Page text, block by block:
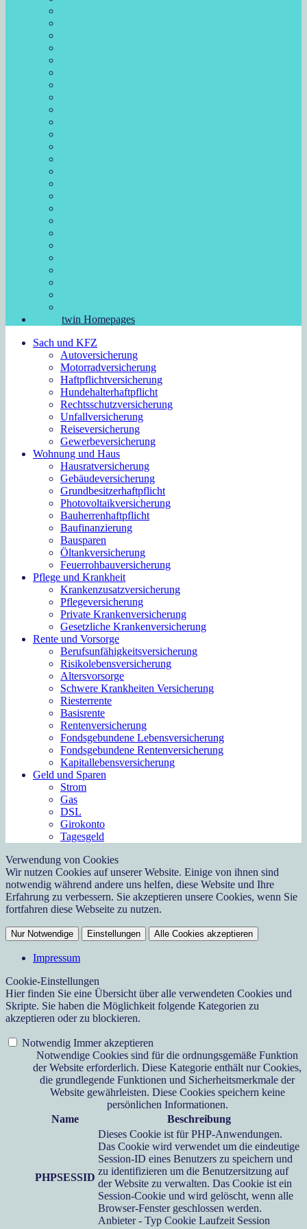
twin Homepages
Sach und KFZ
Autoversicherung
Motorradversicherung
Haftpflichtversicherung
Hundehalterhaftpflicht
Rechtsschutzversicherung
Unfallversicherung
Reiseversicherung
Gewerbeversicherung
Wohnung und Haus
Hausratversicherung
Gebäudeversicherung
Grundbesitzerhaftpflicht
Photovoltaikversicherung
Bauherrenhaftpflicht
Baufinanzierung
Bausparen
Öltankversicherung
Feuerrohbauversicherung
Pflege und Krankheit
Krankenzusatzversicherung
Pflegeversicherung
Private Krankenversicherung
Gesetzliche Krankenversicherung
Rente und Vorsorge
Berufs­unfähigkeitsversicherung
Risikolebensversicherung
Altersvorsorge
Schwere Krankheiten Versicherung
Riesterrente
Basisrente
Rentenversicherung
Fondsgebundene Lebensversicherung
Fondsgebundene Rentenversicherung
Kapitallebensversicherung
Geld und Sparen
Strom
Gas
DSL
Girokonto
Tagesgeld
Verwendung von Cookies
Wir nutzen Cookies auf unserer Website. Einige von ihnen sind
notwendig während andere uns helfen, diese Website und Ihre
Erfahrung zu verbessern. Sie akzeptieren unsere Cookies, wenn Sie
fortfahren diese Webseite zu nutzen.
Nur Notwendige Einstellungen Alle Cookies akzeptieren
Impressum
Cookie-Einstellungen
Hier finden Sie eine Übersicht über alle verwendeten Cookies und
Skripte. Sie haben die Möglichkeit folgende Kategorien zu
akzeptieren oder zu blockieren.
Notwendig Immer akzeptieren
Notwendige Cookies sind für die ordnungsgemäße Funktion
der Website erforderlich. Diese Kategorie enthält nur Cookies,
die grundlegende Funktionen und Sicherheitsmerkmale der
Website gewährleisten. Diese Cookies speichern keine
persönlichen Informationen.
Name
Beschreibung
PHPSESSID
Dieses Cookie ist für PHP-Anwendungen.
Das Cookie wird verwendet um die eindeutige
Session-ID eines Benutzers zu speichern und
zu identifizieren um die Benutzersitzung auf
der Website zu verwalten. Das Cookie ist ein
Session-Cookie und wird gelöscht, wenn alle
Browser-Fenster geschlossen werden.
Anbieter - Typ Cookie Laufzeit Session